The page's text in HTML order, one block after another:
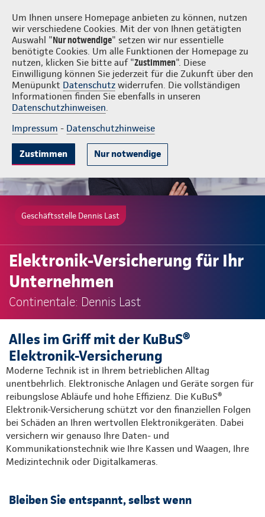
Um Ihnen unsere Homepage anbieten zu können, nutzen
wir verschiedene Cookies. Mit der von Ihnen getätigten
Auswahl "Nur notwendige" setzen wir nur essentielle
benötigte Cookies. Um alle Funktionen der Homepage zu
nutzen, klicken Sie bitte auf "Zustimmen". Diese
Einwilligung können Sie jederzeit für die Zukunft über den
Menüpunkt Datenschutz widerrufen. Die vollständigen
Informationen finden Sie ebenfalls in unseren
Datenschutzhinweisen.
Impressum - Datenschutzhinweise
Zustimmen Nur notwendige
Dennis Last Login
Gute Gründe Tarife & Leistungen Wissenswertes Beratung &
Geschäftsstelle Dennis Last
Elektronik-Versicherung für Ihr
Unternehmen
Continentale: Dennis Last
Alles im Griff mit der KuBuS®
Elektronik-Versicherung
Moderne Technik ist in Ihrem betrieblichen Alltag
unentbehrlich. Elektronische Anlagen und Geräte sorgen für
reibungslose Abläufe und hohe Effizienz. Die KuBuS®
Elektronik-Versicherung schützt vor den finanziellen Folgen
bei Schäden an Ihren wertvollen Elektronikgeräten. Dabei
versichern wir genauso Ihre Daten- und
Kommunikationstechnik wie Ihre Kassen und Waagen, Ihre
Medizintechnik oder Digitalkameras.
Bleiben Sie entspannt, selbst wenn